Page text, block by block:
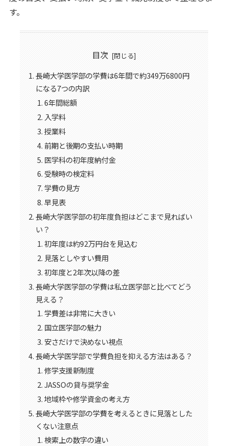
す。
目次
長崎大学医学部の学費は6年間で約349万6800円
になる7つの内訳
6年間総額
入学料
授業料
前期と後期の支払い時期
医学科の初年度納付金
受験時の検定料
学費の見方
早見表
長崎大学医学部の初年度負担はどこまで見ればい
い？
初年度は約92万円台を見込む
見落としやすい費用
初年度と2年次以降の差
長崎大学医学部の学費は私立医学部と比べてどう
見える？
学費差は非常に大きい
国立医学部の魅力
安さだけで決めない視点
長崎大学医学部で学費負担を抑える方法はある？
修学支援新制度
JASSOの貸与奨学金
地域枠や修学資金の考え方
長崎大学医学部の学費を考えるときに見落とした
くない注意点
検索上の数字の違い